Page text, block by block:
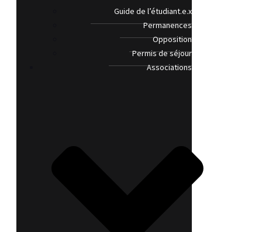
Guide de l’étudiant.e.x
Permanences
Opposition
Permis de séjour
Associations